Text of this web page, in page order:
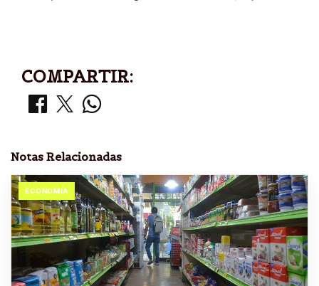
COMPARTIR:
Notas Relacionadas
ECONOMIA